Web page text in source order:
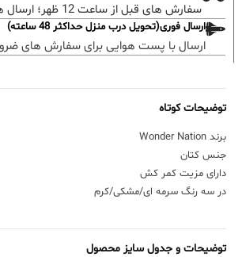
سفارش های قبل از ساعت 12 ظهر؛ ارسال همان روز خواهد بود.
ارسال فوری(تحویل درب منزل حداکثر 48 ساعته)
ارسال با پست هوایی برای سفارش های
توضیحات کوتاه
برند Wonder Nation
جنس کتان
دارای مزیت کمر کش
در سه رنگ سرمه ای/مشکی/کرم
توضیحات و جدول سایز محصول